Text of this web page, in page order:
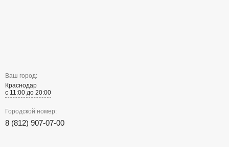
Ваш город:
Краснодар
с 11:00 до 20:00
Городской номер:
8 (812) 907-07-00